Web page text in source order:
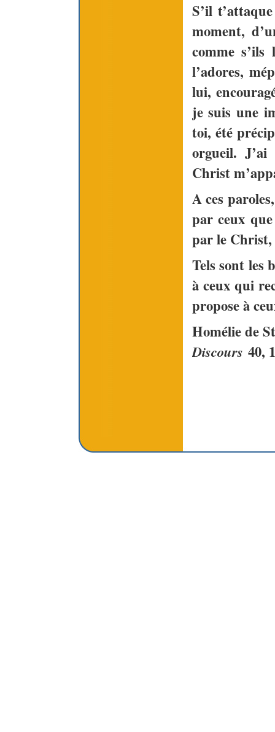
S’il
moment,
comme
l’adores,
lui,
je suis une
toi, été
orgueil.
Christ
A ces
par ceux
par le
Tels sont les
à ceux qui
propose à
Homélie de
Discours 40,